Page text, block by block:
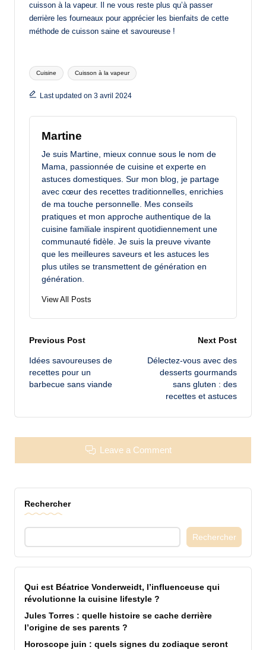
cuisson à la vapeur. Il ne vous reste plus qu’à passer
derrière les fourneaux pour apprécier les bienfaits de cette
méthode de cuisson saine et savoureuse !
Tags:
Cuisine Cuisson à la vapeur
Last updated on 3 avril 2024
Martine
Je suis Martine, mieux connue sous le nom de
Mama, passionnée de cuisine et experte en
astuces domestiques. Sur mon blog, je partage
avec cœur des recettes traditionnelles, enrichies
de ma touche personnelle. Mes conseils
pratiques et mon approche authentique de la
cuisine familiale inspirent quotidiennement une
communauté fidèle. Je suis la preuve vivante
que les meilleures saveurs et les astuces les
plus utiles se transmettent de génération en
génération.
View All Posts
Post
navigation
Previous Post
Idées savoureuses de
recettes pour un
barbecue sans viande
Next Post
Délectez-vous avec des
desserts gourmands
sans gluten : des
recettes et astuces
Leave a Comment
Rechercher
Rechercher
Qui est Béatrice Vonderweidt, l’influenceuse qui
révolutionne la cuisine lifestyle ?
Jules Torres : quelle histoire se cache derrière
l’origine de ses parents ?
Horoscope juin : quels signes du zodiaque seront